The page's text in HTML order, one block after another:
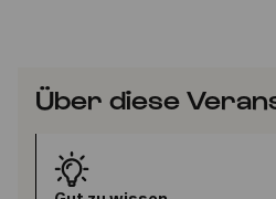
Über diese